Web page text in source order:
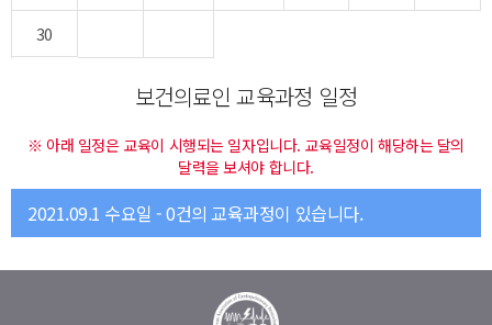
30
보건의료인 교육과정 일정
※ 아래 일정은 교육이 시행되는 일자입니다. 교육일정이 해당하는 달의
달력을 보셔야 합니다.
2021.09.1 수요일 - 0건의 교육과정이 있습니다.